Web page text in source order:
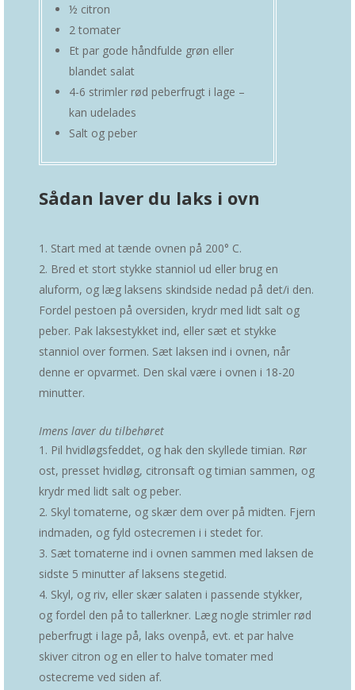
½ citron
2 tomater
Et par gode håndfulde grøn eller
blandet salat
4-6 strimler rød peberfrugt i lage –
kan udelades
Salt og peber
Sådan laver du laks i ovn
Start med at tænde ovnen på 200° C.
Bred et stort stykke stanniol ud eller brug en
aluform, og læg laksens skindside nedad på det/i den.
Fordel pestoen på oversiden, krydr med lidt salt og
peber. Pak laksestykket ind, eller sæt et stykke
stanniol over formen. Sæt laksen ind i ovnen, når
denne er opvarmet. Den skal være i ovnen i 18-20
minutter.
Imens laver du tilbehøret
Pil hvidløgsfeddet, og hak den skyllede timian. Rør
ost, presset hvidløg, citronsaft og timian sammen, og
krydr med lidt salt og peber.
Skyl tomaterne, og skær dem over på midten. Fjern
indmaden, og fyld ostecremen i i stedet for.
Sæt tomaterne ind i ovnen sammen med laksen de
sidste 5 minutter af laksens stegetid.
Skyl, og riv, eller skær salaten i passende stykker,
og fordel den på to tallerkner. Læg nogle strimler rød
peberfrugt i lage på, laks ovenpå, evt. et par halve
skiver citron og en eller to halve tomater med
ostecreme ved siden af.